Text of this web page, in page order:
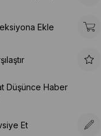
Ekle
Düşünce Haber
Et